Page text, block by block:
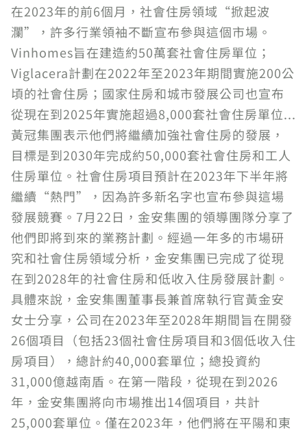
在2023年的前6個月，社會住房領域“掀起波
瀾”，許多行業領袖不斷宣布參與這個市場。
Vinhomes旨在建造約50萬套社會住房單位；
Viglacera計劃在2022年至2023年期間實施200公
頃的社會住房；國家住房和城市發展公司也宣布
從現在到2025年實施超過8,000套社會住房單位...
黃冠集團表示他們將繼續加強社會住房的發展，
目標是到2030年完成約50,000套社會住房和工人
住房單位。社會住房項目預計在2023年下半年將
繼續“熱門”，因為許多新名字也宣布參與這場
發展競賽。7月22日，金安集團的領導團隊分享了
他們即將到來的業務計劃。經過一年多的市場研
究和社會住房領域分析，金安集團已完成了從現
在到2028年的社會住房和低收入住房發展計劃。
具體來說，金安集團董事長兼首席執行官黃金安
女士分享，公司在2023年至2028年期間旨在開發
26個項目（包括23個社會住房項目和3個低收入住
房項目），總計約40,000套單位；總投資約
31,000億越南盾。在第一階段，從現在到2026
年，金安集團將向市場推出14個項目，共計
25,000套單位。僅在2023年，他們將在平陽和東